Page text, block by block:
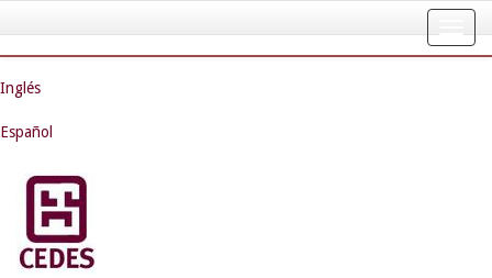
navigation
Inglés
Español